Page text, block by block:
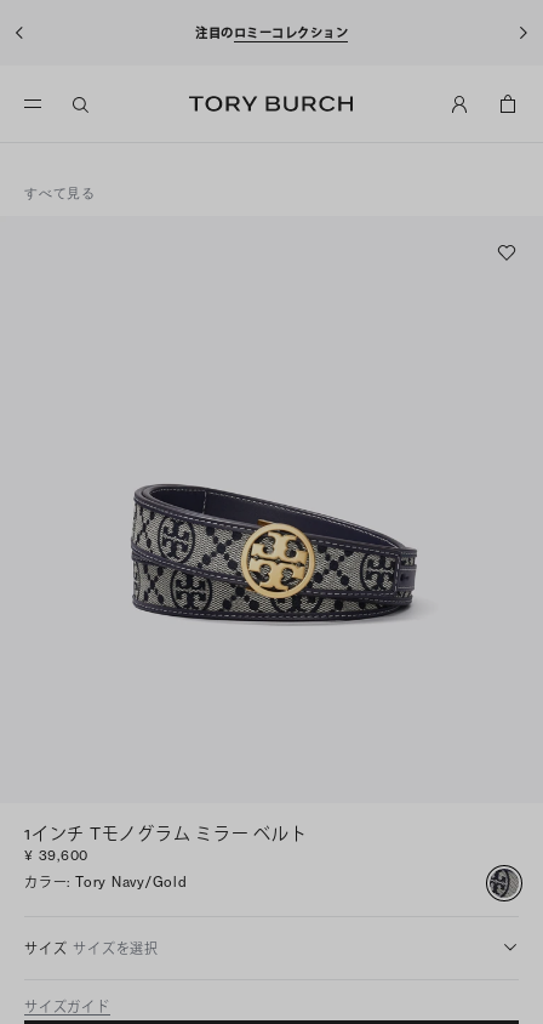
注目のロミーコレクション
すべて見る
1インチ Tモノグラム ミラー ベルト
¥ 39,600
カラー: Tory Navy/gold
サイズ サイズを選択
サイズガイド